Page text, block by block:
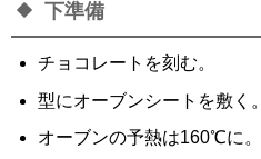
下準備
チョコレートを刻む。
型にオーブンシートを敷く。
オーブンの予熱は160℃に。